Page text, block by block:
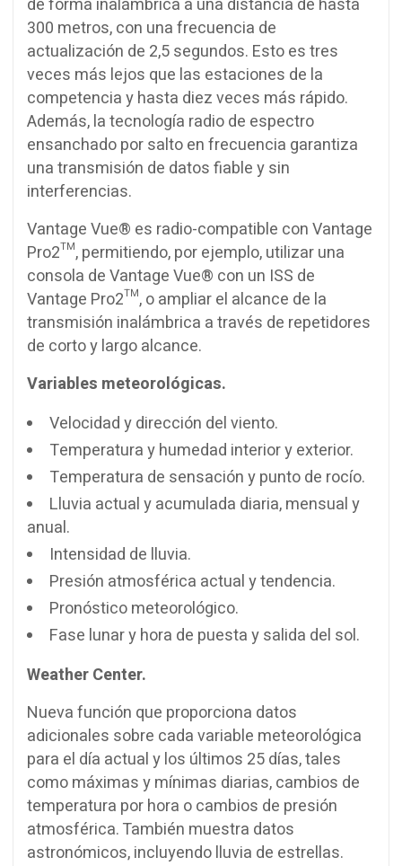
de forma inalámbrica a una distancia de hasta
300 metros, con una frecuencia de
actualización de 2,5 segundos. Esto es tres
veces más lejos que las estaciones de la
competencia y hasta diez veces más rápido.
Además, la tecnología radio de espectro
ensanchado por salto en frecuencia garantiza
una transmisión de datos fiable y sin
interferencias.
Vantage Vue® es radio-compatible con Vantage
Pro2™, permitiendo, por ejemplo, utilizar una
consola de Vantage Vue® con un ISS de
Vantage Pro2™, o ampliar el alcance de la
transmisión inalámbrica a través de repetidores
de corto y largo alcance.
Variables meteorológicas.
Velocidad y dirección del viento.
Temperatura y humedad interior y exterior.
Temperatura de sensación y punto de rocío.
Lluvia actual y acumulada diaria, mensual y
anual.
Intensidad de lluvia.
Presión atmosférica actual y tendencia.
Pronóstico meteorológico.
Fase lunar y hora de puesta y salida del sol.
Weather Center.
Nueva función que proporciona datos
adicionales sobre cada variable meteorológica
para el día actual y los últimos 25 días, tales
como máximas y mínimas diarias, cambios de
temperatura por hora o cambios de presión
atmosférica. También muestra datos
astronómicos, incluyendo lluvia de estrellas.